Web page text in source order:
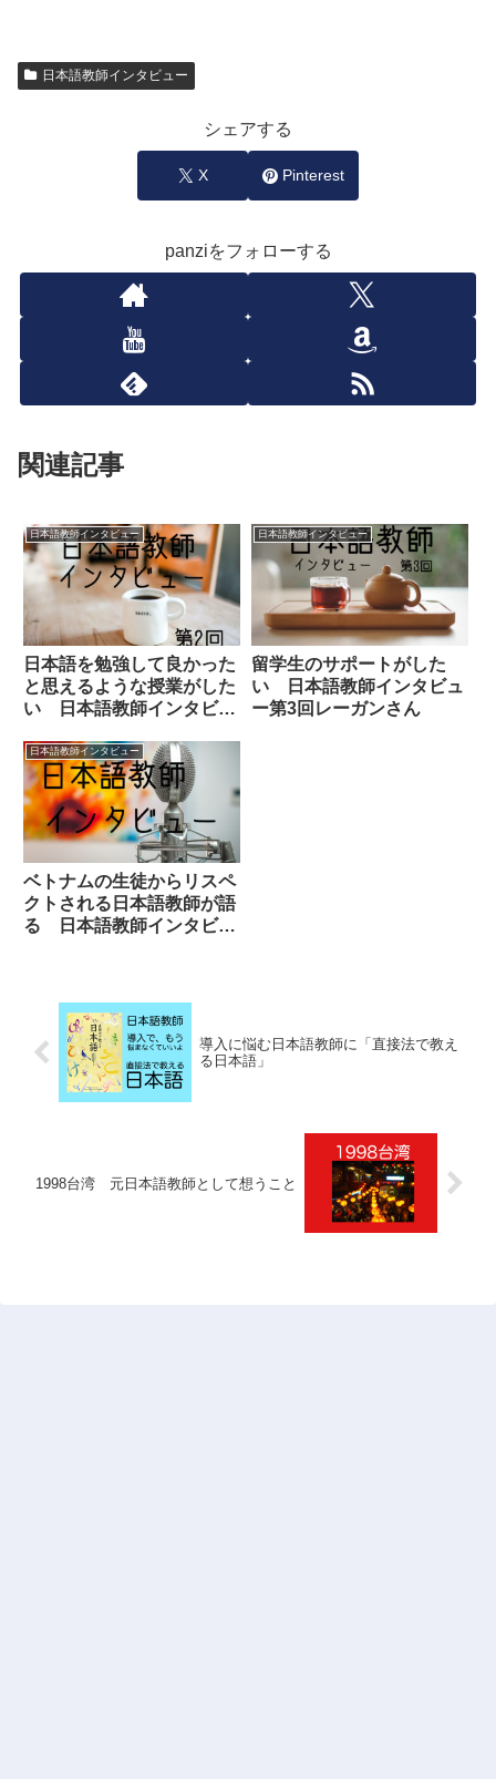
日本語教師インタビュー
シェアする
X Pinterest
panziをフォローする
関連記事
日本語教師インタビュー
日本語を勉強して良かった
と思えるような授業がした
い 日本語教師インタビュ
日本語教師インタビュー
留学生のサポートがした
い 日本語教師インタビュ
ー第3回レーガンさん
日本語教師インタビュー
ベトナムの生徒からリスペ
クトされる日本語教師が語
る 日本語教師インタビュ
導入に悩む日本語教師に「直接法で教え
る日本語」
1998台湾 元日本語教師として想うこと